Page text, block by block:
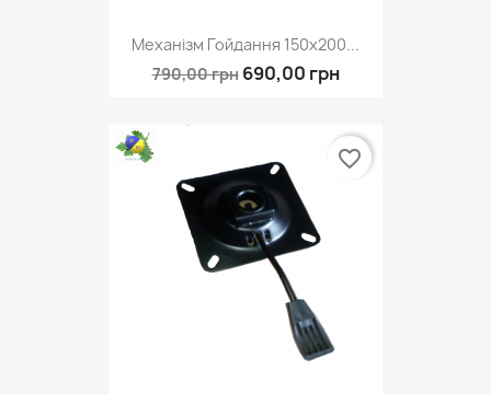
Механізм Гойдання 150х200...
790,00 грн 690,00 грн
favorite_border